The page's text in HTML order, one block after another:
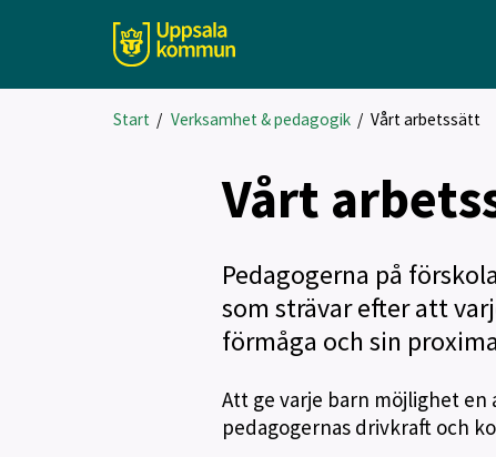
Start / Verksamhet & pedagogik/ Vårt arbetssätt
Vårt
Pedagogerna på
som strävar efter att
förmåga och sin
Att ge varje barn möjlighet
pedagogernas drivkraft och